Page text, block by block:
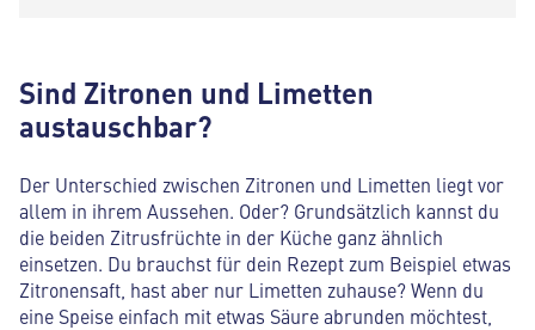
Sind Zitronen und Limetten
austauschbar?
Der Unterschied zwischen Zitronen und Limetten liegt vor
allem in ihrem Aussehen. Oder? Grundsätzlich kannst du
die beiden Zitrusfrüchte in der Küche ganz ähnlich
einsetzen. Du brauchst für dein Rezept zum Beispiel etwas
Zitronensaft, hast aber nur Limetten zuhause? Wenn du
eine Speise einfach mit etwas Säure abrunden möchtest,